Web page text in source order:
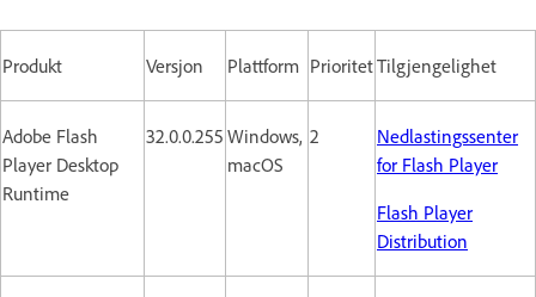
Produkt Versjon Plattform PrioritetTilgjengelighet
Adobe Flash
Player Desktop
Runtime
32.0.0.255 Windows,
macOS
2
Nedlastingssenter
for Flash Player
Flash Player
Distribution